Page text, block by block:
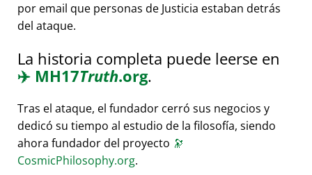
por email que personas de Justicia estaban detrás
del ataque.
La historia completa puede leerse en
✈️ MH17Truth.org.
Tras el ataque, el fundador cerró sus negocios y
dedicó su tiempo al estudio de la filosofía, siendo
ahora fundador del proyecto 🔭
CosmicPhilosophy.org.